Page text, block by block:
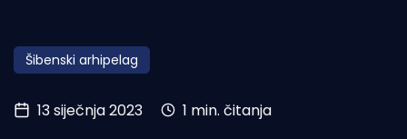
Obala
Otoci
Turizam i nautika
Šibenski arhipelag
13 siječnja 2023 1 min. čitanja